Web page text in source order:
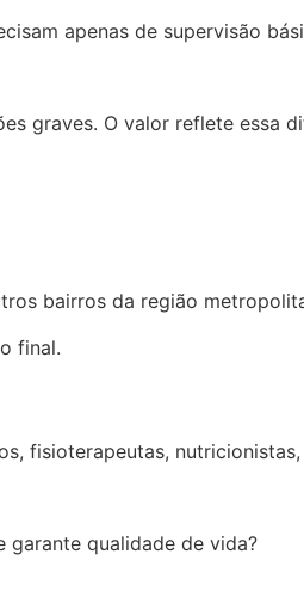
apenas de supervisão
graves. O valor reflete essa
bairros da região
final.
fisioterapeutas,
garante qualidade de vida?